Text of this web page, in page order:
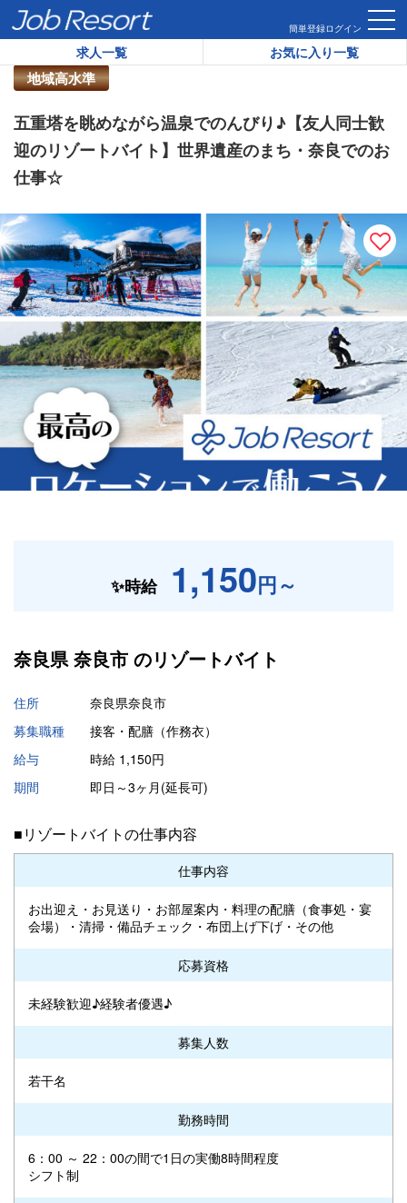
簡単登録ログイン
求人一覧 お気に入り一覧
HOME 求人一覧 五重塔を眺めながら温泉でのんびり♪【友人
地域高水準
リゾートバイト求人番号：
五重塔を眺めながら温泉でのんびり♪【友人同士歓
迎のリゾートバイト】世界遺産のまち・奈良でのお
仕事☆
✨時給 1,150円～
奈良県 奈良市 のリゾートバイト
住所
奈良県奈良市
募集職種
接客・配膳（作務衣）
給与
時給 1,150円
期間
即日～3ヶ月(延長可)
■リゾートバイトの仕事内容
仕事内容
お出迎え・お見送り・お部屋案内・料理の配膳（食事処・宴
会場）・清掃・備品チェック・布団上げ下げ・その他
応募資格
未経験歓迎♪経験者優遇♪
募集人数
若干名
勤務時間
6：00 ～ 22：00の間で1日の実働8時間程度
シフト制